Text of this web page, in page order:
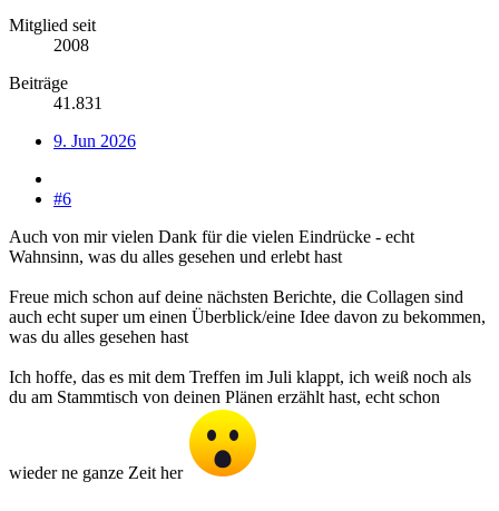
Mitglied seit
2008
Beiträge
41.831
9. Jun 2026
#6
Auch von mir vielen Dank für die vielen Eindrücke - echt
Wahnsinn, was du alles gesehen und erlebt hast
Freue mich schon auf deine nächsten Berichte, die Collagen sind
auch echt super um einen Überblick/eine Idee davon zu bekommen,
was du alles gesehen hast
Ich hoffe, das es mit dem Treffen im Juli klappt, ich weiß noch als
du am Stammtisch von deinen Plänen erzählt hast, echt schon
wieder ne ganze Zeit her